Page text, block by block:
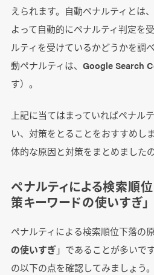
えられます。自動ペナルティとは
よって自動的にペナルティ判定を
ルティを受けているかどうかを調
動ペナルティは、Google Search
す）。
上記に当てはまっていればペナル
い、対策をとることをおすすめし
体的な原因と対策をまとめました
ペナルティによる検索順
策キーワードの使いすぎ」
ペナルティによる検索順位下落の
の使いすぎ」であることが多いで
の以下の点を確認してみましょう